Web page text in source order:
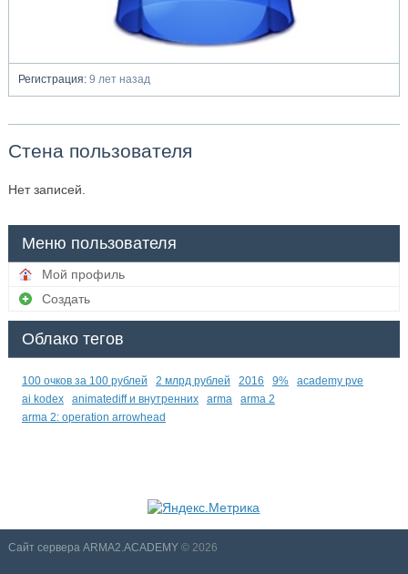
Регистрация:9 лет назад
Стена пользователя
Нет записей.
Меню пользователя
Мой профиль
Создать
Облако тегов
100 очков за 100 рублей 2 млрд рублей 2016 9%
academy pve
ai kodex
animatediff и внутренних arma
arma 2
arma 2: operation arrowhead
Сайт сервера ARMA2.ACADEMY© 2026